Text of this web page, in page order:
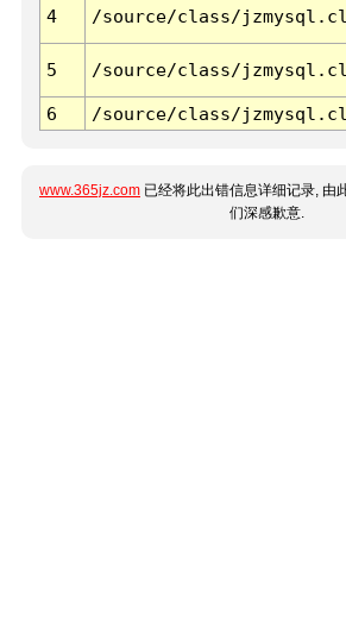
4 /source/class/
5 /source/class/
6 /source/class/
www.365jz.com 已经将此出错信息详细记录, 由
们深感歉意.